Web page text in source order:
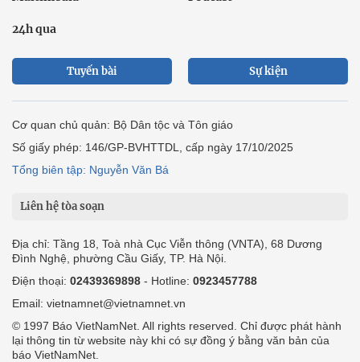
24h qua
Tuyến bài Sự kiện
Cơ quan chủ quản: Bộ Dân tộc và Tôn giáo
Số giấy phép: 146/GP-BVHTTDL, cấp ngày 17/10/2025
Tổng biên tập: Nguyễn Văn Bá
Liên hệ tòa soạn
Địa chỉ: Tầng 18, Toà nhà Cục Viễn thông (VNTA), 68 Dương
Đình Nghệ, phường Cầu Giấy, TP. Hà Nội.
Điện thoại: 02439369898 - Hotline: 0923457788
Email: vietnamnet@vietnamnet.vn
© 1997 Báo VietNamNet. All rights reserved. Chỉ được phát hành
lại thông tin từ website này khi có sự đồng ý bằng văn bản của
báo VietNamNet.